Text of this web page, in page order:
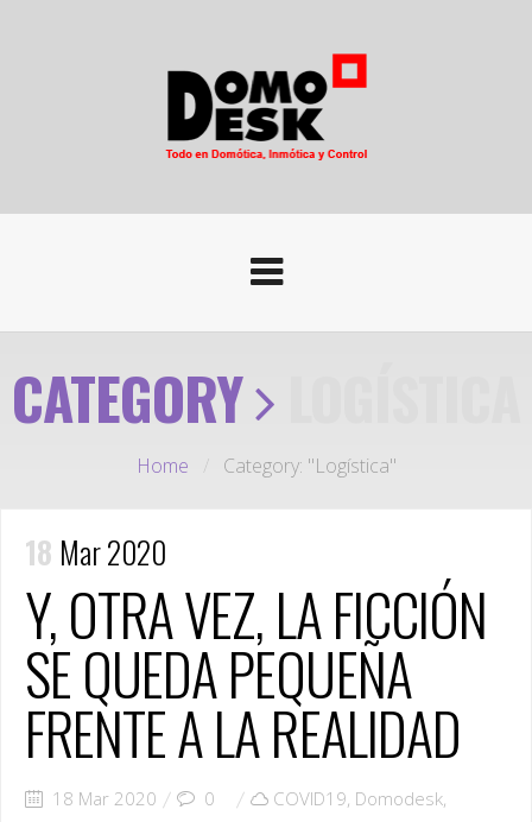
CATEGORY
Home / Category: "Logística"
18 Mar 2020
Y, OTRA VEZ, LA FICCIÓN
SE QUEDA PEQUEÑA
FRENTE A LA REALIDAD
18 Mar 2020 0 COVID19, Domodesk,